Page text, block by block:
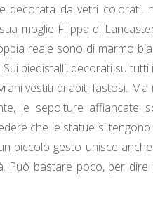
decorata da vetri colorati,
moglie Filippa di
reale sono di marmo
piedistalli, decorati su tutti
vestiti di abiti fastosi. Ma
le sepolture affiancate
che le statue si
piccolo gesto unisce
Può bastare poco, per dire